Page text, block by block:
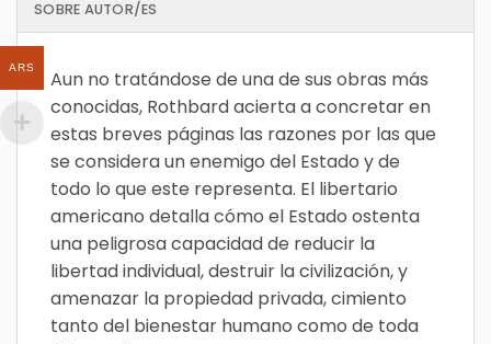
SOBRE AUTOR/ES
Aun no tratándose de una de sus obras más
conocidas, Rothbard acierta a concretar en
estas breves páginas las razones por las que
se considera un enemigo del Estado y de
todo lo que este representa. El libertario
americano detalla cómo el Estado ostenta
una peligrosa capacidad de reducir la
libertad individual, destruir la civilización, y
amenazar la propiedad privada, cimiento
tanto del bienestar humano como de toda
ARS